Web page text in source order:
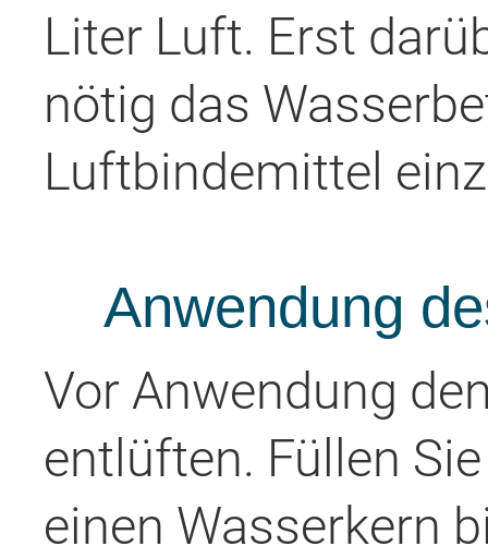
Liter Luft. Erst
nötig das
Luftbindemittel
Anwendung
Vor Anwendung
entlüften. Füllen
einen Wasserkern